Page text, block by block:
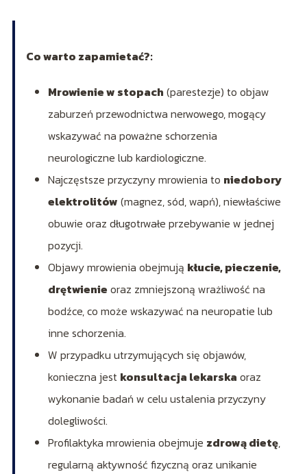
Co warto zapamietać?:
Mrowienie w stopach (parestezje) to objaw
zaburzeń przewodnictwa nerwowego, mogący
wskazywać na poważne schorzenia
neurologiczne lub kardiologiczne.
Najczęstsze przyczyny mrowienia to niedobory
elektrolitów (magnez, sód, wapń), niewłaściwe
obuwie oraz długotrwałe przebywanie w jednej
pozycji.
Objawy mrowienia obejmują kłucie, pieczenie,
drętwienie oraz zmniejszoną wrażliwość na
bodźce, co może wskazywać na neuropatie lub
inne schorzenia.
W przypadku utrzymujących się objawów,
konieczna jest konsultacja lekarska oraz
wykonanie badań w celu ustalenia przyczyny
dolegliwości.
Profilaktyka mrowienia obejmuje zdrową dietę,
regularną aktywność fizyczną oraz unikanie